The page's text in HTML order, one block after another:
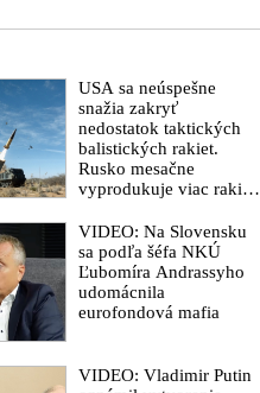
USA sa neúspešne
snažia zakryť
nedostatok taktických
balistických rakiet.
Rusko mesačne
vyprodukuje viac rakiet,
všetci producenti
systémov Patriot
dohromady
VIDEO: Na Slovensku
sa podľa šéfa NKÚ
Ľubomíra Andrassyho
udomácnila
eurofondová mafia
VIDEO: Vladimir Putin